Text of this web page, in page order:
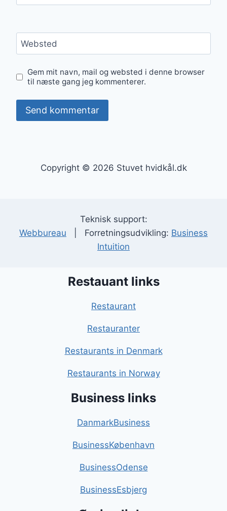
Websted
Gem mit navn, mail og websted i denne browser
til næste gang jeg kommenterer.
Copyright © 2026 Stuvet hvidkål.dk
Teknisk support:
Webbureau | Forretningsudvikling: Business
Intuition
Restauant links
Restaurant
Restauranter
Restaurants in Denmark
Restaurants in Norway
Business links
DanmarkBusiness
BusinessKøbenhavn
BusinessOdense
BusinessEsbjerg